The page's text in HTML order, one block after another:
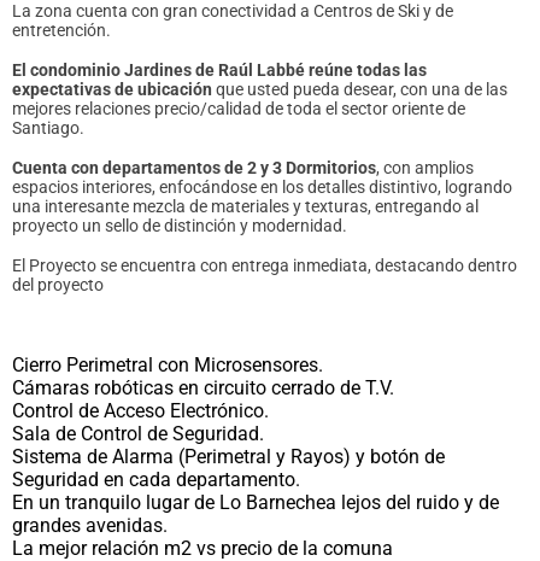
La zona cuenta con gran conectividad a Centros de Ski y de
entretención.
El condominio Jardines de Raúl Labbé reúne todas las
expectativas de ubicación que usted pueda desear, con una de las
mejores relaciones precio/calidad de toda el sector oriente de
Santiago.
Cuenta con departamentos de 2 y 3 Dormitorios, con amplios
espacios interiores, enfocándose en los detalles distintivo, logrando
una interesante mezcla de materiales y texturas, entregando al
proyecto un sello de distinción y modernidad.
El Proyecto se encuentra con entrega inmediata, destacando dentro
del proyecto
Cierro Perimetral con Microsensores.
Cámaras robóticas en circuito cerrado de T.V.
Control de Acceso Electrónico.
Sala de Control de Seguridad.
Sistema de Alarma (Perimetral y Rayos) y botón de
Seguridad en cada departamento.
En un tranquilo lugar de Lo Barnechea lejos del ruido y de
grandes avenidas.
La mejor relación m2 vs precio de la comuna